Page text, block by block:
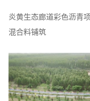
炎黄生态廊道彩色沥青
混合料铺筑